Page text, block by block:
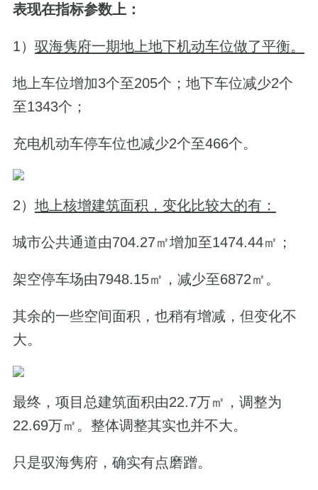
表现在指标参数上：
1） 驭海隽府一期地上地下机动车位做了平衡。
地上车位增加3个至205个；地下车位减少2个
至1343个；
充电机动车停车位也减少2个至466个。
2） 地上核增建筑面积，变化比较大的有：
城市公共通道由704.27㎡增加至1474.44㎡；
架空停车场由7948.15㎡，减少至6872㎡。
其余的一些空间面积，也稍有增减，但变化不
大。
最终，项目总建筑面积由22.7万㎡，调整为
22.69万㎡。整体调整其实也并不大。
只是驭海隽府，确实有点磨蹭。